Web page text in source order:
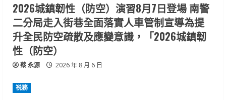
2026城鎮韌性（防空）演習8月7日登場 南警
二分局走入街巷全面落實人車管制宣導為提
升全民防空疏散及應變意識，「2026城鎮韌
性（防空）
蔡 永源 2026 年 8 月 6 日
祱務